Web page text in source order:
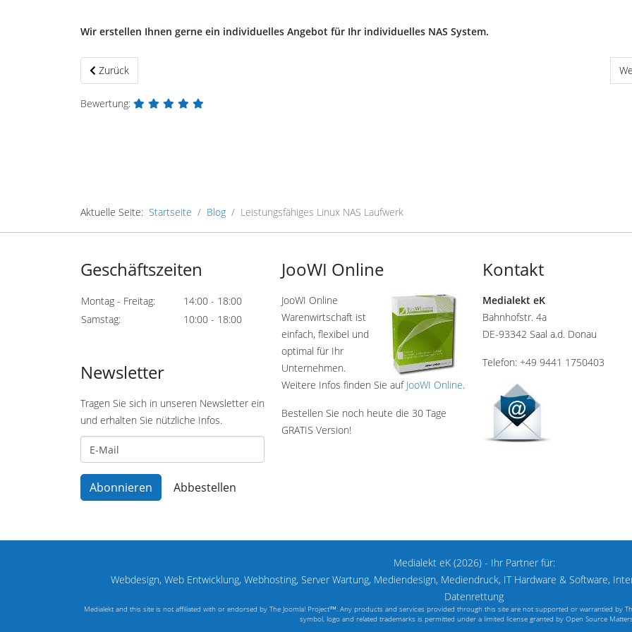
Wir erstellen Ihnen gerne ein individuelles Angebot für Ihr individuelles NAS System.
Vorheriger Beitrag: TOP Angebot: Joomla! Migration
Zurück
Bewertung:
Aktuelle Seite: Startseite Blog Leistungsfähiges Linux NAS Laufwerk
Geschäftszeiten
Montag - Freitag:
14:00 - 18:00
Samstag:
10:00 - 18:00
Newsletter
Tragen Sie sich in unseren Newsletter ein
und erhalten Sie nützliche Infos.
JooWI Online
JooWI Online
Warenwirtschaft ist
einfach, flexibel und
optimal für Ihr
Unternehmen.
Weitere Infos finden Sie auf JooWI Online.
Bestellen Sie noch heute die 30 Tage
GRATIS Version!
Kontakt
Medialekt eK
Bahnhofstr. 4a
DE-93342 Saal a.d. Donau
Telefon: +49 9441 1750403
Medialekt eK (2026) - Ihr Partner für:
Webdesign, Web Entwicklung, Webhosting, Server Wartung, Mediendesign, Mediendruck, IT Hardware & Software,
Datenrettung
Medialekt and this site is not affiliated with or endorsed by The Joomla! Project™. Any products and services provided through this site are not supported or warrantied by
symbol, logo and related trademarks is permitted under a limited license granted by Open Source